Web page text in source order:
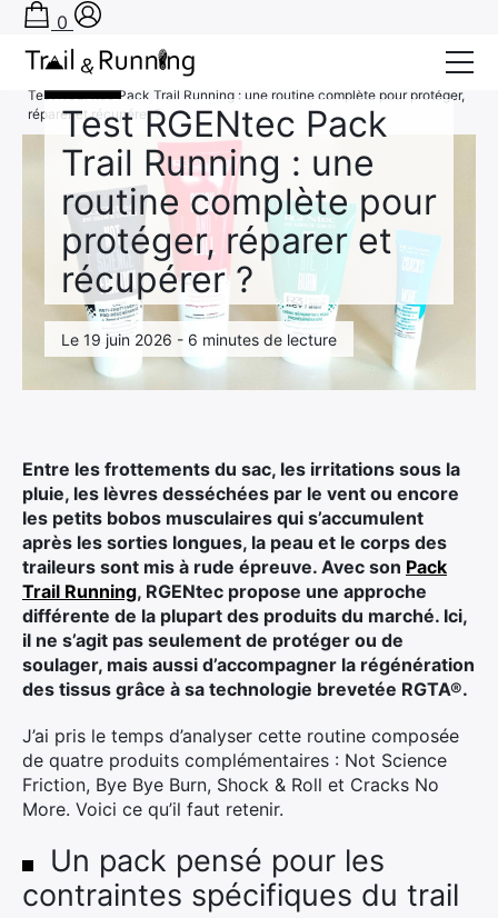
Test RGENtec Pack
Trail Running : une
routine complète pour
protéger, réparer et
récupérer ?
Le 19 juin 2026 - 6 minutes de lecture
Test produits Soins
Test RGENtec Pack Trail Running : une routine complète pour protéger,
réparer et récupérer ?
Entre les frottements du sac, les irritations sous la
pluie, les lèvres desséchées par le vent ou encore
les petits bobos musculaires qui s’accumulent
après les sorties longues, la peau et le corps des
traileurs sont mis à rude épreuve. Avec son Pack
Trail Running, RGENtec propose une approche
différente de la plupart des produits du marché. Ici,
il ne s’agit pas seulement de protéger ou de
soulager, mais aussi d’accompagner la régénération
des tissus grâce à sa technologie brevetée RGTA®.
J’ai pris le temps d’analyser cette routine composée
de quatre produits complémentaires : Not Science
Friction, Bye Bye Burn, Shock & Roll et Cracks No
More. Voici ce qu’il faut retenir.
Un pack pensé pour les
contraintes spécifiques du trail
0
Conseils
Récits de course
Ultra Trail de Mon Jardin
Grand Tour du Bassin d’Arcachon
Bons plans
Actu Running
TA PRÉPA SUR-MESURE